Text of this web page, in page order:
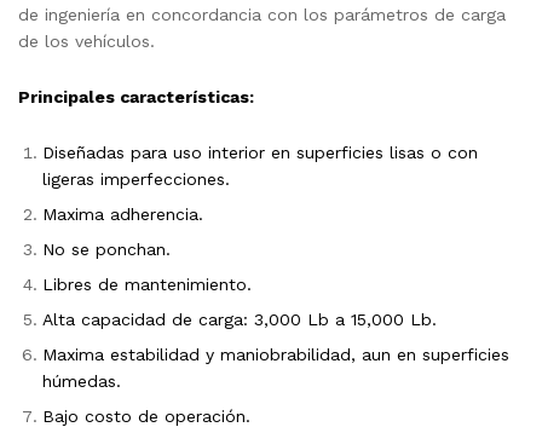
de ingeniería en concordancia con los parámetros de carga
de los vehículos.
Principales características:
Diseñadas para uso interior en superficies lisas o con
ligeras imperfecciones.
Maxima adherencia.
No se ponchan.
Libres de mantenimiento.
Alta capacidad de carga: 3,000 Lb a 15,000 Lb.
Maxima estabilidad y maniobrabilidad, aun en superficies
húmedas.
Bajo costo de operación.